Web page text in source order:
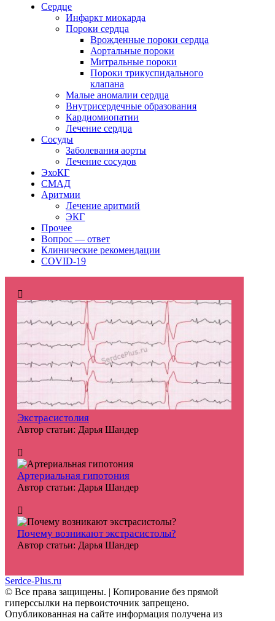
Сердце
Инфаркт миокарда
Пороки сердца
Врожденные пороки сердца
Аортальные пороки
Митральные пороки
Пороки трикуспидального
клапана
Малые аномалии сердца
Внутрисердечные образования
Кардиомиопатии
Лечение сердца
Сосуды
Заболевания аорты
Лечение сосудов
ЭхоКГ
СМАД
Аритмии
Лечение аритмий
ЭКГ
Прочее
Вопрос — ответ
Клинические рекомендации
COVID-19
Экстрасистолия
Автор статьи: Дарья Шандер
Артериальная гипотония
Автор статьи: Дарья Шандер
Почему возникают экстрасистолы?
Автор статьи: Дарья Шандер
Serdce-Plus.ru
© Все права защищены. | Копирование без прямой
гиперссылки на первоисточник запрещено.
Опубликованная на сайте информация получена из